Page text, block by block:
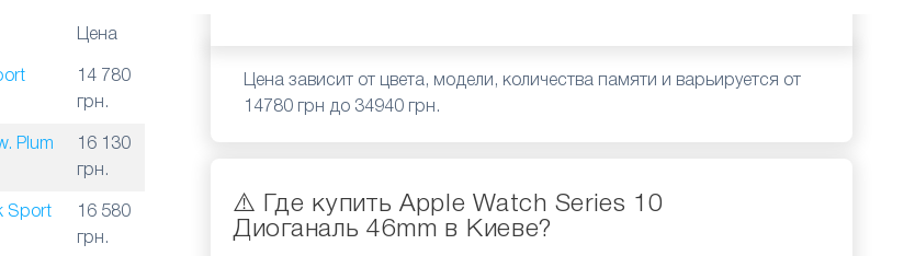
Цена
14 780
грн.
Plum
16 130
грн.
Sport
16 580
грн.
Цена зависит от цвета, модели, количества памяти и варьируется от
14780 грн до 34940 грн.
⚠️ Где купить Apple Watch Series 10
Диоганаль 46mm в Киеве?